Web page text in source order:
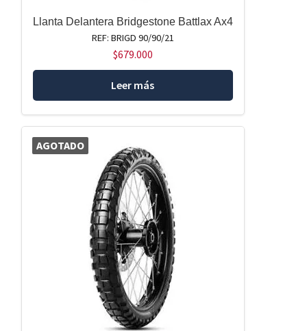
Llanta Delantera Bridgestone Battlax Ax4
REF: BRIGD 90/90/21
$679.000
Leer más
AGOTADO